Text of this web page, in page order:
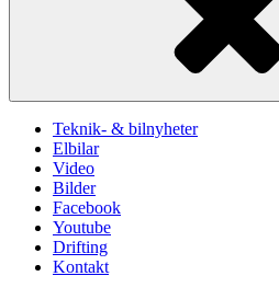
Teknik- & bilnyheter
Elbilar
Video
Bilder
Facebook
Youtube
Drifting
Kontakt